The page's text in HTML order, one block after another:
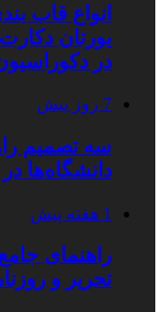
انواع قاب
یورتان
در
7 روز پیش
سه تصمیم
دانشگاه‌ها
1 هفته پیش
راهنمای
تحریر و